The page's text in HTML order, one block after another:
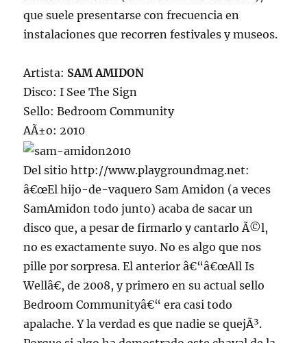
que suele presentarse con frecuencia en
instalaciones que recorren festivales y museos.
Artista: SAM AMIDON
Disco: I See The Sign
Sello: Bedroom Community
AÃ±o: 2010
Del sitio http://www.playgroundmag.net:
â€œEl hijo-de-vaquero Sam Amidon (a veces
SamAmidon todo junto) acaba de sacar un
disco que, a pesar de firmarlo y cantarlo Ã©l,
no es exactamente suyo. No es algo que nos
pille por sorpresa. El anterior â€“â€œAll Is
Wellâ€, de 2008, y primero en su actual sello
Bedroom Communityâ€“ era casi todo
apalache. Y la verdad es que nadie se quejÃ³.